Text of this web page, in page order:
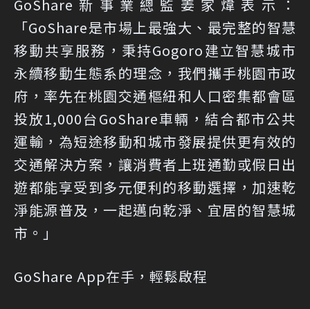
GoShare新事業總監姜家煒表示：
「GoShare是市場上最強大、最完整的智慧
移動共享服務，秉持Gogoro建立智慧城市
永續移動生態系的理念，我們攜手桃園市政
府，率先在桃園交通樞紐和人口密集都會區
投放1,000台GoShare車輛，結合都市公共
運輸，為短途移動和城市發展提供更有效的
交通解決方案，讓消費者上班通勤或假日出
遊都能享受到多元便利的移動選擇，加速乾
淨能源普及，一起邁向乾淨、宜居的智慧城
市。」
GoShare App在手，輕鬆啟程